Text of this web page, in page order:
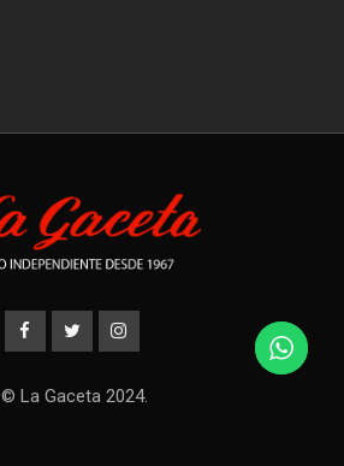
© La Gaceta 2024.